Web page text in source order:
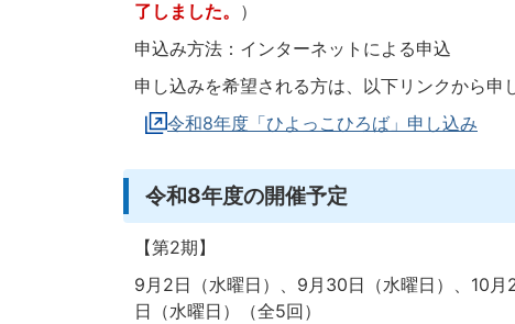
了しました。 ）
申込み方法：インターネットによる申込
申し込みを希望される方は、以下リンクから申
令和8年度「ひよっこひろば」申し込み
令和8年度の開催予定
【第2期】
9月2日（水曜日）、9月30日（水曜日）、10
日（水曜日）（全5回）